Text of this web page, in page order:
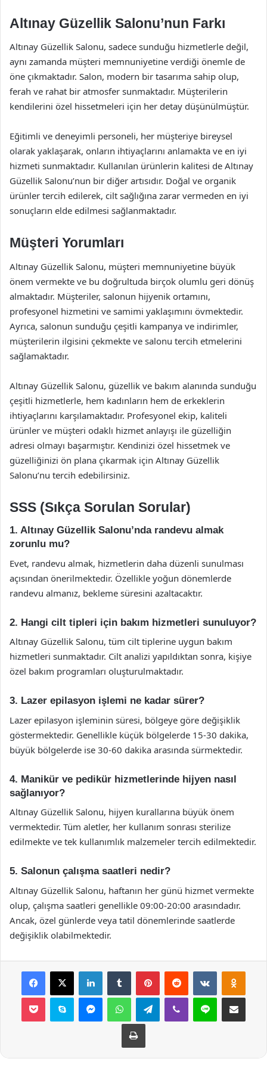
Altınay Güzellik Salonu’nun Farkı
Altınay Güzellik Salonu, sadece sunduğu hizmetlerle değil,
aynı zamanda müşteri memnuniyetine verdiği önemle de
öne çıkmaktadır. Salon, modern bir tasarıma sahip olup,
ferah ve rahat bir atmosfer sunmaktadır. Müşterilerin
kendilerini özel hissetmeleri için her detay düşünülmüştür.
Eğitimli ve deneyimli personeli, her müşteriye bireysel
olarak yaklaşarak, onların ihtiyaçlarını anlamakta ve en iyi
hizmeti sunmaktadır. Kullanılan ürünlerin kalitesi de Altınay
Güzellik Salonu’nun bir diğer artısıdır. Doğal ve organik
ürünler tercih edilerek, cilt sağlığına zarar vermeden en iyi
sonuçların elde edilmesi sağlanmaktadır.
Müşteri Yorumları
Altınay Güzellik Salonu, müşteri memnuniyetine büyük
önem vermekte ve bu doğrultuda birçok olumlu geri dönüş
almaktadır. Müşteriler, salonun hijyenik ortamını,
profesyonel hizmetini ve samimi yaklaşımını övmektedir.
Ayrıca, salonun sunduğu çeşitli kampanya ve indirimler,
müşterilerin ilgisini çekmekte ve salonu tercih etmelerini
sağlamaktadır.
Altınay Güzellik Salonu, güzellik ve bakım alanında sunduğu
çeşitli hizmetlerle, hem kadınların hem de erkeklerin
ihtiyaçlarını karşılamaktadır. Profesyonel ekip, kaliteli
ürünler ve müşteri odaklı hizmet anlayışı ile güzelliğin
adresi olmayı başarmıştır. Kendinizi özel hissetmek ve
güzelliğinizi ön plana çıkarmak için Altınay Güzellik
Salonu’nu tercih edebilirsiniz.
SSS (Sıkça Sorulan Sorular)
1. Altınay Güzellik Salonu’nda randevu almak
zorunlu mu?
Evet, randevu almak, hizmetlerin daha düzenli sunulması
açısından önerilmektedir. Özellikle yoğun dönemlerde
randevu almanız, bekleme süresini azaltacaktır.
2. Hangi cilt tipleri için bakım hizmetleri sunuluyor?
Altınay Güzellik Salonu, tüm cilt tiplerine uygun bakım
hizmetleri sunmaktadır. Cilt analizi yapıldıktan sonra, kişiye
özel bakım programları oluşturulmaktadır.
3. Lazer epilasyon işlemi ne kadar sürer?
Lazer epilasyon işleminin süresi, bölgeye göre değişiklik
göstermektedir. Genellikle küçük bölgelerde 15-30 dakika,
büyük bölgelerde ise 30-60 dakika arasında sürmektedir.
4. Manikür ve pedikür hizmetlerinde hijyen nasıl
sağlanıyor?
Altınay Güzellik Salonu, hijyen kurallarına büyük önem
vermektedir. Tüm aletler, her kullanım sonrası sterilize
edilmekte ve tek kullanımlık malzemeler tercih edilmektedir.
5. Salonun çalışma saatleri nedir?
Altınay Güzellik Salonu, haftanın her günü hizmet vermekte
olup, çalışma saatleri genellikle 09:00-20:00 arasındadır.
Ancak, özel günlerde veya tatil dönemlerinde saatlerde
değişiklik olabilmektedir.
Facebook
X LinkedInTumblr PinterestReddit VKontakte
Pocket Skype MessengerWhatsAppTelegramViber Line E-Posta ile
Yazdır